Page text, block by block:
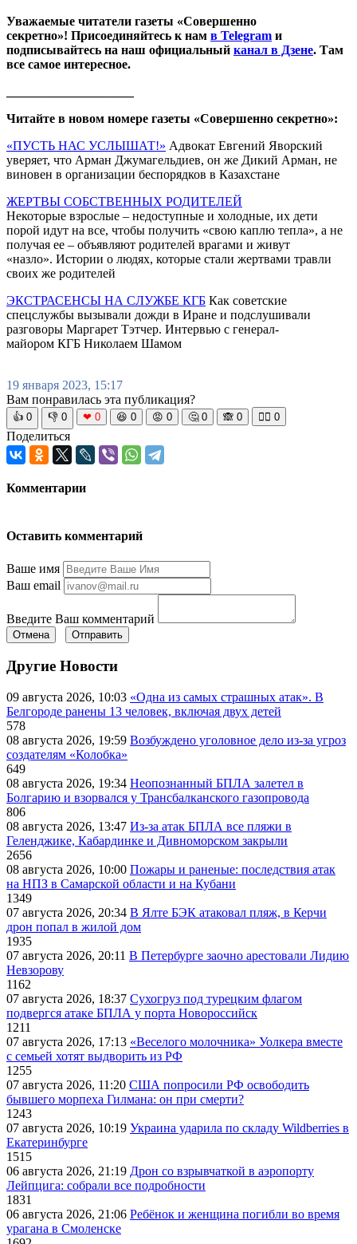
Уважаемые читатели газеты «Совершенно
секретно»! Присоединяйтесь к нам в Telegram и
подписывайтесь на наш официальный канал в Дзене. Там
все самое интересное.
Читайте в новом номере газеты «Совершенно секретно»:
«ПУСТЬ НАС УСЛЫШАТ!» Адвокат Евгений Яворский
уверяет, что Арман Джумагельдиев, он же Дикий Арман, не
виновен в организации беспорядков в Казахстане
ЖЕРТВЫ СОБСТВЕННЫХ РОДИТЕЛЕЙ
Некоторые взрослые – недоступные и холодные, их дети
порой идут на все, чтобы получить «свою каплю тепла», а не
получая ее – объявляют родителей врагами и живут
«назло». Истории о людях, которые стали жертвами травли
своих же родителей
ЭКСТРАСЕНСЫ НА СЛУЖБЕ КГБ Как советские
спецслужбы вызывали дожди в Иране и подслушивали
разговоры Маргарет Тэтчер. Интервью с генерал-
майором КГБ Николаем Шамом
19 января 2023, 15:17
Вам понравилась эта публикация?
👍 0 👎 0 ❤ 0 😆 0 😡 0 🤔 0 🙈 0 🧘‍♀️ 0
Поделиться
Комментарии
Оставить комментарий
Ваше имя
Ваш email
Введите Ваш комментарий
Отмена Отправить
Другие Новости
09 августа 2026, 10:03 «Одна из самых страшных атак». В
Белгороде ранены 13 человек, включая двух детей
578
08 августа 2026, 19:59 Возбуждено уголовное дело из-за угроз
создателям «Колобка»
649
08 августа 2026, 19:34 Неопознанный БПЛА залетел в
Болгарию и взорвался у Трансбалканского газопровода
806
08 августа 2026, 13:47 Из-за атак БПЛА все пляжи в
Геленджике, Кабардинке и Дивноморском закрыли
2656
08 августа 2026, 10:00 Пожары и раненые: последствия атак
на НПЗ в Самарской области и на Кубани
1349
07 августа 2026, 20:34 В Ялте БЭК атаковал пляж, в Керчи
дрон попал в жилой дом
1935
07 августа 2026, 20:11 В Петербурге заочно арестовали Лидию
Невзорову
1162
07 августа 2026, 18:37 Сухогруз под турецким флагом
подвергся атаке БПЛА у порта Новороссийск
1211
07 августа 2026, 17:13 «Веселого молочника» Уолкера вместе
с семьей хотят выдворить из РФ
1255
07 августа 2026, 11:20 США попросили РФ освободить
бывшего морпеха Гилмана: он при смерти?
1243
07 августа 2026, 10:19 Украина ударила по складу Wildberries в
Екатеринбурге
1515
06 августа 2026, 21:19 Дрон со взрывчаткой в аэропорту
Лейпцига: собрали все подробности
1831
06 августа 2026, 21:06 Ребёнок и женщина погибли во время
урагана в Смоленске